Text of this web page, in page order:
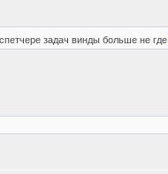
задач винды больше не где